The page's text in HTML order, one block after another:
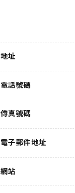
地址
電話號碼
傳真號碼
電子郵件地址
網站